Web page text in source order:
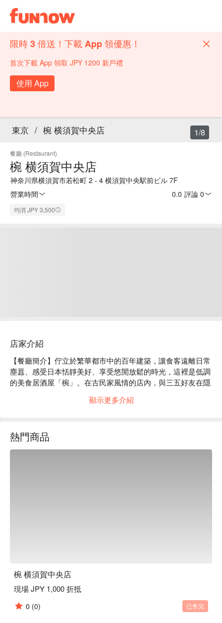
限時 3 倍送！下載 App 領優惠！
首次下載 App 領取 JPY 1200 新戶禮
使用 App
東京 / 椀 横須賀中央店
餐廳 (Restaurant)
椀 横須賀中央店
神奈川県横須賀市若松町 2 - 4 横須賀中央駅前ビル 7F
營業時間
0.0 評論 0
均消 JPY 3,500
1/8
店家介紹
【餐廳簡介】佇立於繁華都市中的百年建築，讓食客遠離日常
塵囂、感受日本恬靜美好、享受悠閒放鬆的時光，這裡是低調
的美食居酒屋「椀」。在古民家風情的店內，與三五好友在隱
【店家氛圍】「美食居酒屋 椀」的裝潢概念是營造出 “ 100 年
間。在匠人精心設計的沈穩日式氛圍中，以美酒佳餚招待來
客、帶您品味日常之美。此外，如同店名「椀」（碗）一樣，
顯示更多介紹
熱門商品
椀 横須賀中央店
現場 JPY 1,000 折抵
0 (0) 已售完